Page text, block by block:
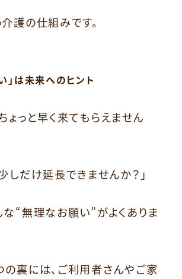
護の仕組みです。
」は未来へのヒント
ょっと早く来てもらえません
しだけ延長できませんか？」
な“無理なお願い”がよくありま
の裏には、ご利用者さんやご家